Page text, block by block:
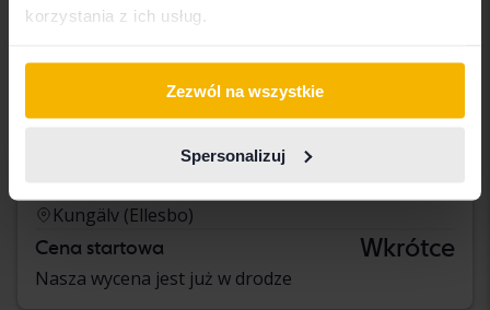
korzystania z ich usług.
Zezwól na wszystkie
Spersonalizuj
III 1.4 G-TEC Combi
Kungälv (Ellesbo)
Cena startowa Wkrótce
Nasza wycena jest już w drodze